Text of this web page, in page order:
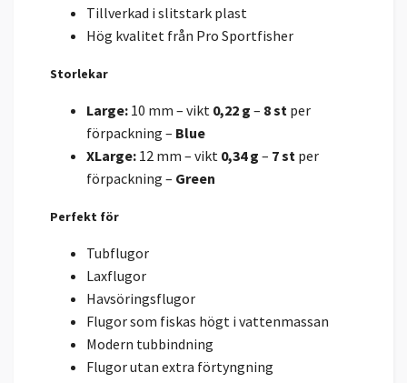
Tillverkad i slitstark plast
Hög kvalitet från Pro Sportfisher
Storlekar
Large: 10 mm – vikt 0,22 g – 8 st per
förpackning – Blue
XLarge: 12 mm – vikt 0,34 g – 7 st per
förpackning – Green
Perfekt för
Tubflugor
Laxflugor
Havsöringsflugor
Flugor som fiskas högt i vattenmassan
Modern tubbindning
Flugor utan extra förtyngning